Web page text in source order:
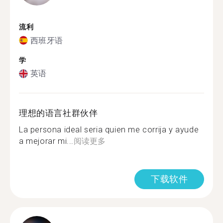
流利
西班牙语
学
英语
理想的语言社群伙伴
La persona ideal seria quien me corrija y ayude
a mejorar mi...阅读更多
下载软件